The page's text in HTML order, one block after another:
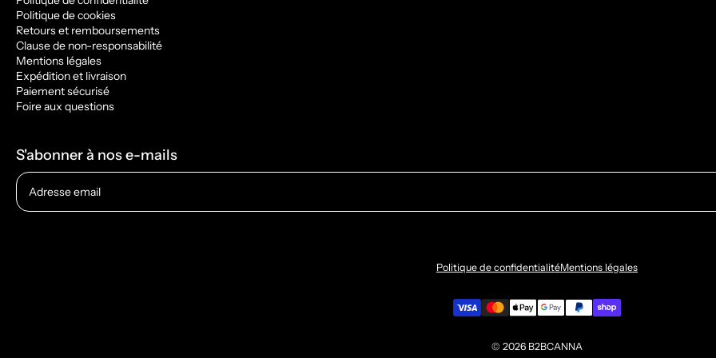
Politique de cookies
Retours et remboursements
Clause de non-responsabilité
Mentions légales
Expédition et livraison
Paiement sécurisé
Foire aux questions
S'abonner à nos e-mails
Adresse email
Politique de confidentialitéMentions légales
© 2026 B2BCANNA